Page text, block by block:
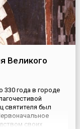
Великого
330 года в городе
святителя был
своих